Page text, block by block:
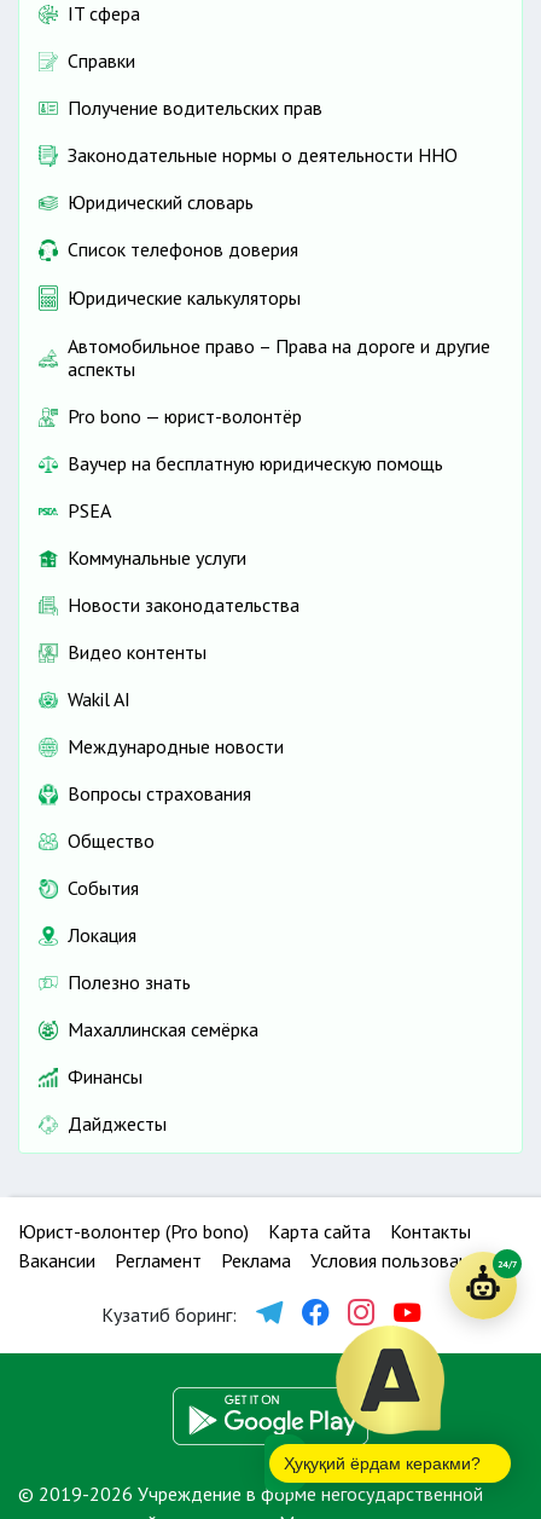
IT сфера
Справки
Получение водительских прав
Законодательные нормы о деятельности ННО
Юридический словарь
Список телефонов доверия
Юридические калькуляторы
Автомобильное право – Права на дороге и другие
аспекты
Pro bono — юрист-волонтёр
Ваучер на бесплатную юридическую помощь
PSEA
Коммунальные услуги
Новости законодательства
Видео контенты
Wakil AI
Международные новости
Вопросы страхования
Общество
События
Локация
Полезно знать
Махаллинская семёрка
Финансы
Дайджесты
Юрист-волонтер (Pro bono) Карта сайта
Контакты
Вакансии
Регламент Реклама Условия пользования
Кузатиб боринг:
© 2019-2026 Учреждение в форме негосударственной
Ҳуқуқий ёрдам керакми?
24/7